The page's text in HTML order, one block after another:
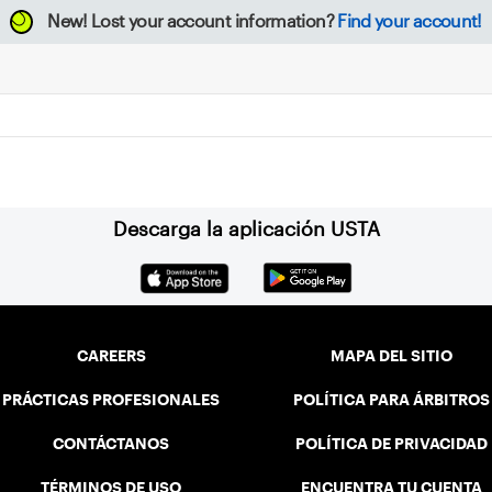
New! Lost your account information? Find your account!
Descarga la aplicación USTA
CAREERS
PRÁCTICAS PROFESIONALES
CONTÁCTANOS
TÉRMINOS DE USO
MAPA DEL SITIO
POLÍTICA PARA ÁRBITROS
POLÍTICA DE PRIVACIDAD
ENCUENTRA TU CUENTA